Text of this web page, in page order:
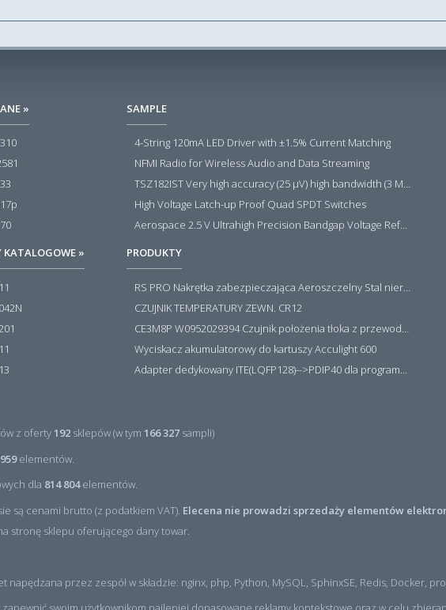
»
KATALOGOWE »
SAMPLE
4-String 120mA LED Driver with ±1.5% Current Matching
NFMI Radio for Wireless Audio and Data Streaming
TSZ182IST Very high accuracy (25 µV) high bandwidth (3 MHz) zero drift 5 V operational amplifiers
High Voltage Latch-up Proof Quad SPDT Switches
Aerospace 2.5 V Ultrahigh Precision Bandgap Voltage Reference
PRODUKTY
CZUJNIK TEMPERATURY ZEWN. CR12
Wyciskacz akumulatorowy do kartuszy Acculight 600
z oferty 192 sklepów (w tym 166 327 sampli)
elementów.
dla 814 804elementów.
są cenami brutto (z podatkiem VAT). Elecena nie prowadzi sprzedaży elementów
stronę sklepu oferującego dany towar.
napędzana przez zespół w składzie: nginx, php, Python, MySQL, SphinxSE, Redis, Docker,